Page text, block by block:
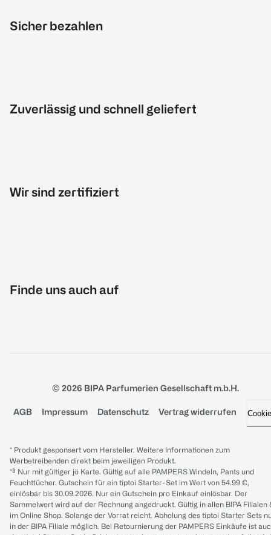
Sicher bezahlen
Zuverlässig und schnell geliefert
Wir sind zertifiziert
Finde uns auch auf
© 2026 BIPA Parfumerien Gesellschaft m.b.H.
AGB Impressum Datenschutz Vertrag widerrufen
* Produkt gesponsert vom Hersteller. Weitere Informationen zum
Werbetreibenden direkt beim jeweiligen Produkt.
*³ Nur mit gültiger jö Karte. Gültig auf alle PAMPERS Windeln, Pants und
Feuchttücher. Gutschein für ein tiptoi Starter-Set im Wert von 54.99 €,
einlösbar bis 30.09.2026. Nur ein Gutschein pro Einkauf einlösbar. Der
Sammelwert wird auf der Rechnung angedruckt. Gültig in allen BIPA Filialen
im Online Shop. Solange der Vorrat reicht. Abholung des tiptoi Starter Sets
in der BIPA Filiale möglich. Bei Retournierung der PAMPERS Einkäufe ist